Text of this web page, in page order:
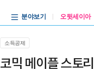
분야보기 오뒷세이아
소득공제
코믹 메이플 스토